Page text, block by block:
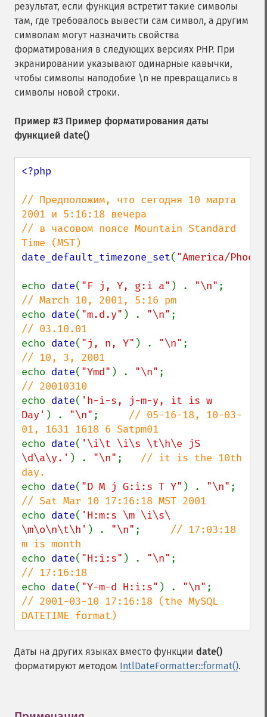
результат, если функция встретит такие символы
там, где требовалось вывести сам символ, а другим
символам могут назначить свойства
форматирования в следующих версиях PHP. При
экранировании указывают одинарные кавычки,
чтобы символы наподобие \n не превращались в
символы новой строки.
Пример #3 Пример форматирования даты
функцией date()
<?php
// Предположим, что сегодня 10 марта
2001 и 5:16:18 вечера
// в часовом поясе Mountain Standard
date_default_timezone_set( "America/
echo date( "F j, Y, g:i a" ) . "\n"
echo date( "m.d.y" ) . "\n"
echo date( "j, n, Y" ) . "\n"
echo date( "Ymd" ) . "\n"
echo date( 'h-i-s, j-m-y, it is w
Day' ) . "\n" ; // 05-16-18, 10-03-
echo date( '\i\t \i\s \t\h\e jS
\d\a\y.' ) . "\n" ; // it is the 10th
echo date( "D M j G:i:s T Y" ) . "\n"
echo date( 'H:m:s \m \i\s\
\m\o\n\t\h' ) . "\n" ; // 17:03:18
echo date( "H:i:s" ) . "\n"
echo date( "Y-m-d H:i:s" ) . "\n"
// 2001-03-10 17:16:18 (the MySQL
DATETIME format)
Даты на других языках вместо функции date()
форматируют методом IntlDateFormatter::format().